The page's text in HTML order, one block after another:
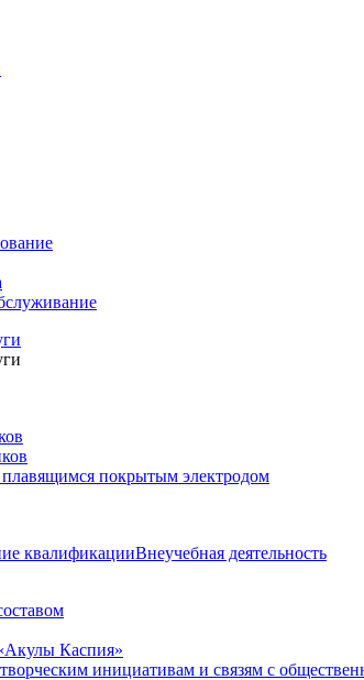
покрытым электродом
квалификацииВнеучебная деятельность
Каспия»
инициативам и связям с